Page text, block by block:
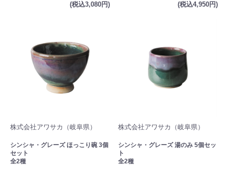
(税込3,080円)
(税込4,950円)
株式会社アワサカ（岐阜県）
シンシャ・グレーズ ほっこり碗 3個
セット
全2種
株式会社アワサカ（岐阜県）
シンシャ・グレーズ 湯のみ 5個セッ
ト
全2種